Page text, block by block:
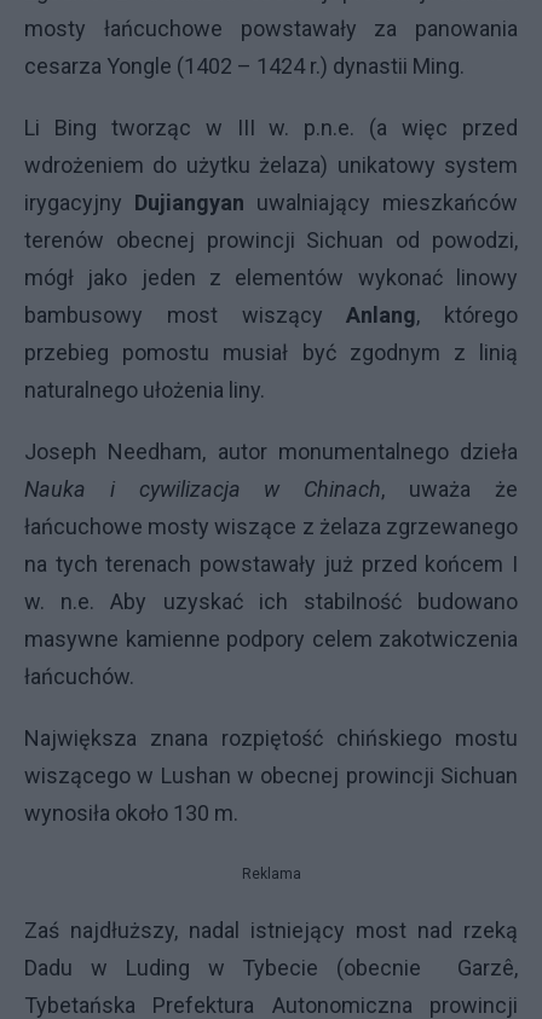
mosty łańcuchowe powstawały za panowania
cesarza Yongle (1402 – 1424 r.) dynastii Ming.
Li Bing tworząc w III w. p.n.e. (a więc przed
wdrożeniem do użytku żelaza) unikatowy system
irygacyjny Dujiangyan uwalniający mieszkańców
terenów obecnej prowincji Sichuan od powodzi,
mógł jako jeden z elementów wykonać linowy
bambusowy most wiszącyAnlang, którego
przebieg pomostu musiał być zgodnym z linią
naturalnego ułożenia liny.
Joseph Needham, autor monumentalnego dzieła
Nauka i cywilizacja w Chinach, uważa że
łańcuchowe mosty wiszące z żelaza zgrzewanego
na tych terenach powstawały już przed końcem I
w. n.e. Aby uzyskać ich stabilność budowano
masywne kamienne podpory celem zakotwiczenia
łańcuchów.
Największa znana rozpiętość chińskiego mostu
wiszącego w Lushan w obecnej prowincji Sichuan
wynosiła około 130 m.
Reklama
Zaś najdłuższy, nadal istniejący most nad rzeką
Dadu w Luding w Tybecie (obecnie Garzê,
Tybetańska Prefektura Autonomiczna prowincji